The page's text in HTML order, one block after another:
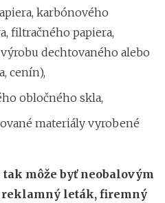
karbónového
filtračného papiera,
dechtovaného alebo
cenín),
obločného skla,
materiály vyrobené
môže byť neobalovým
reklamný leták, firemný